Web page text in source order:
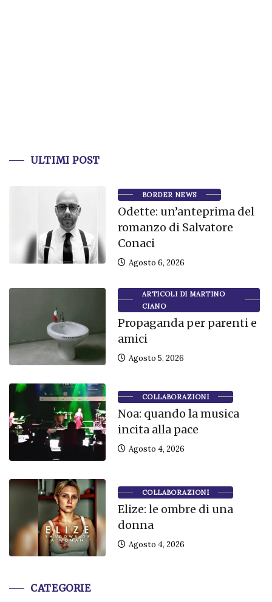
ULTIMI POST
BORDER NEWS
Odette: un’anteprima del
romanzo di Salvatore
Conaci
Agosto 6, 2026
ARTICOLI DI MARTINO
CIANO
Propaganda per parenti e
amici
Agosto 5, 2026
COLLABORAZIONI
Noa: quando la musica
incita alla pace
Agosto 4, 2026
COLLABORAZIONI
Elize: le ombre di una
donna
Agosto 4, 2026
CATEGORIE